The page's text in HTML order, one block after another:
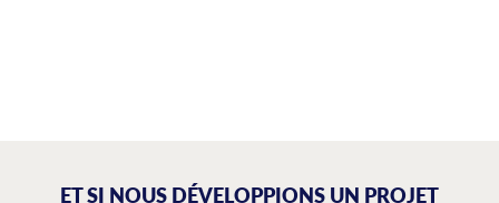
ET SI NOUS DÉVELOPPIONS UN PROJET